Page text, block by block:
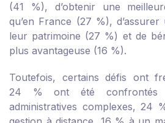
(41 %), d’obtenir une
qu’en France (27 %),
leur patrimoine (27 %) et de
plus avantageuse (16 %).
Toutefois, certains défis ont
24 % ont été confrontés
administratives complexes, 24